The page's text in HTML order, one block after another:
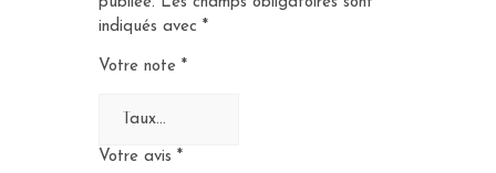
indiqués avec *
Votre note *
Votre avis *